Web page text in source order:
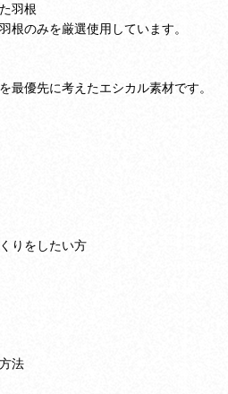
羽根
根のみを厳選使用しています。
最優先に考えたエシカル素材です。
りをしたい方
法